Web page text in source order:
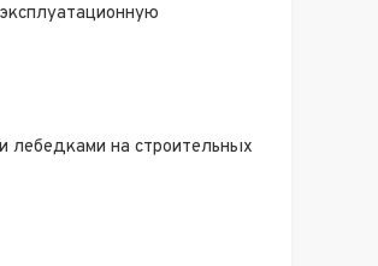
лебедками на строительных